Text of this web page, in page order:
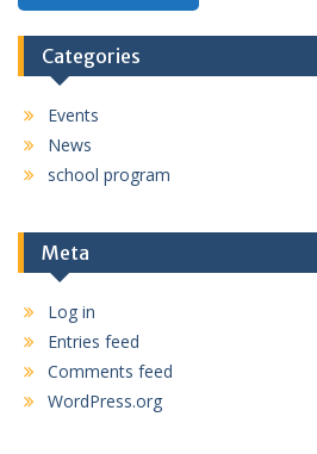
Categories
Events
News
school program
Meta
Log in
Entries feed
Comments feed
WordPress.org